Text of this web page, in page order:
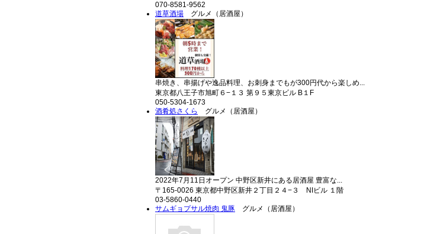
070-8581-9562
道草酒場 グルメ（居酒屋）
串焼き、串揚げや逸品料理、お刺身までもが300円代から楽しめ...
東京都八王子市旭町６−１３ 第９５東京ビル B１F
050-5304-1673
酒肴処さくら
グルメ（居酒屋）
2022年7月11日オープン 中野区新井にある居酒屋 豊富な...
〒165-0026 東京都中野区新井２丁目２４−３ NIビル １階
03-5860-0440
サムギョプサル焼肉 鬼豚 グルメ（居酒屋）